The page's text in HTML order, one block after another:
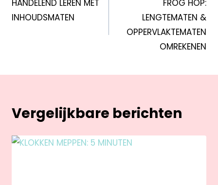
HANDELEND LEREN MET
INHOUDSMATEN
FROG HOP:
LENGTEMATEN &
OPPERVLAKTEMATEN
OMREKENEN
Vergelijkbare berichten